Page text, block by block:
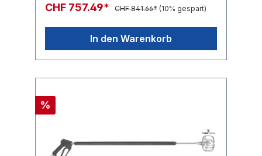
CHF 757.49* CHF 841.66* (10% gespart)
In den Warenkorb
%